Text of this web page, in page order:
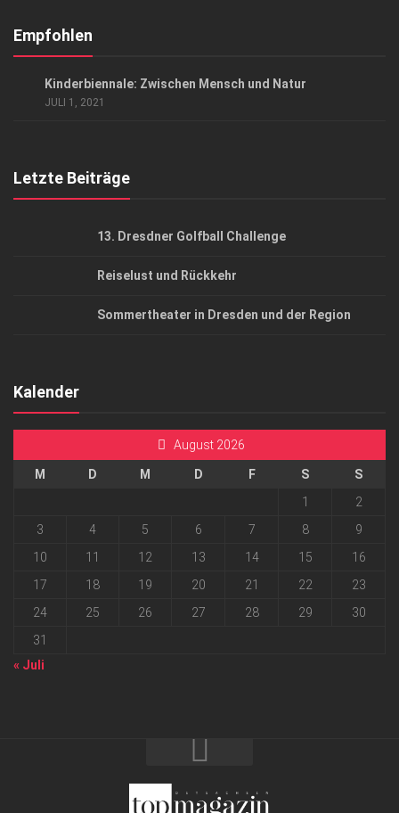
Kontakt, Impressum
Empfohlen
Kinder­bien­nale: Zwischen Mensch und Natur
JULI 1, 2021
Letzte Beiträge
13. Dresdner Golfball Challenge
Reiselust und Rückkehr
Sommertheater in Dresden und der Region
Kalender
August 2026
M D M D F S
S
1
2
3
4 5 6 7 8
9
10
11 12 13 14 15
16
17
18 19 20 21 22
23
24
25 26 27 28 29
30
31
« Juli